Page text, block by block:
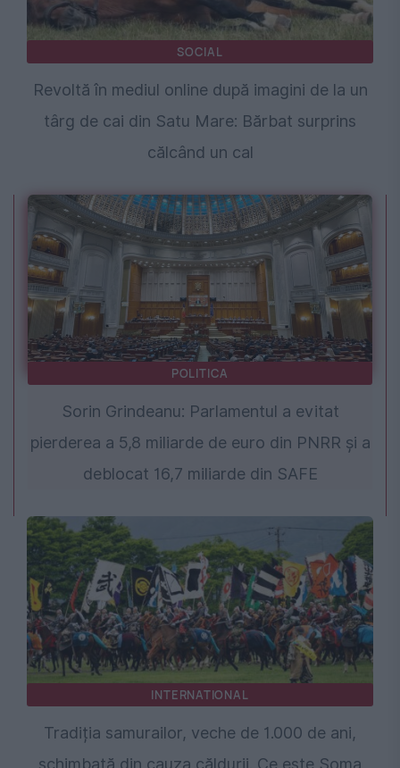
SOCIAL
Revoltă în mediul online după imagini de la un
târg de cai din Satu Mare: Bărbat surprins
călcând un cal
POLITICA
Sorin Grindeanu: Parlamentul a evitat
pierderea a 5,8 miliarde de euro din PNRR și a
deblocat 16,7 miliarde din SAFE
INTERNATIONAL
Tradiția samurailor, veche de 1.000 de ani,
schimbată din cauza căldurii. Ce este Soma